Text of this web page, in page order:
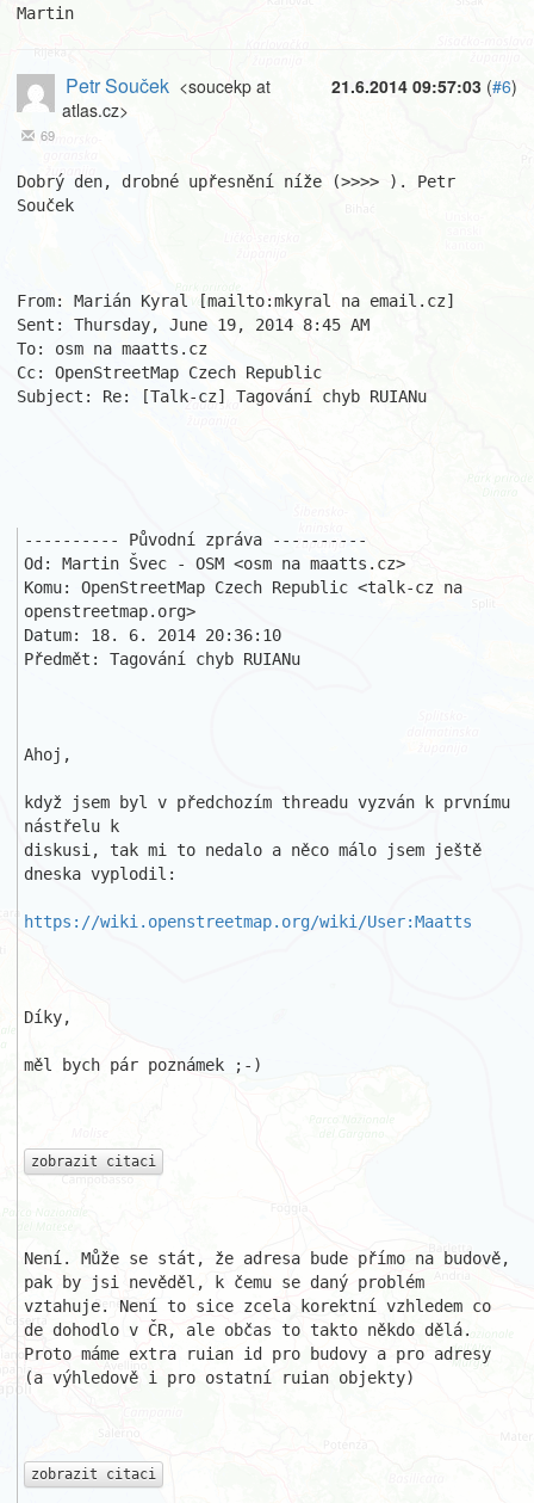
Martin
21.6.2014 09:57:03 (#6)
Petr Souček <soucekp at
atlas.cz>
69
Dobrý den, drobné upřesnění níže (>>>> ). Petr
Souček
From: Marián Kyral [mailto:mkyral na email.cz]
Sent: Thursday, June 19, 2014 8:45 AM
To: osm na maatts.cz
Cc: OpenStreetMap Czech Republic
Subject: Re: [Talk-cz] Tagování chyb RUIANu
---------- Původní zpráva ----------
Od: Martin Švec - OSM <osm na maatts.cz>
Komu: OpenStreetMap Czech Republic <talk-cz na
openstreetmap.org>
Datum: 18. 6. 2014 20:36:10
Předmět: Tagování chyb RUIANu
Ahoj,
když jsem byl v předchozím threadu vyzván k prvnímu
nástřelu k
diskusi, tak mi to nedalo a něco málo jsem ještě
dneska vyplodil:
https://wiki.openstreetmap.org/wiki/User:Maatts
Díky,
měl bych pár poznámek ;-)
zobrazit citaci
Není. Může se stát, že adresa bude přímo na budově,
pak by jsi nevěděl, k čemu se daný problém
vztahuje. Není to sice zcela korektní vzhledem co
de dohodlo v ČR, ale občas to takto někdo dělá.
Proto máme extra ruian id pro budovy a pro adresy
(a výhledově i pro ostatní ruian objekty)
zobrazit citaci